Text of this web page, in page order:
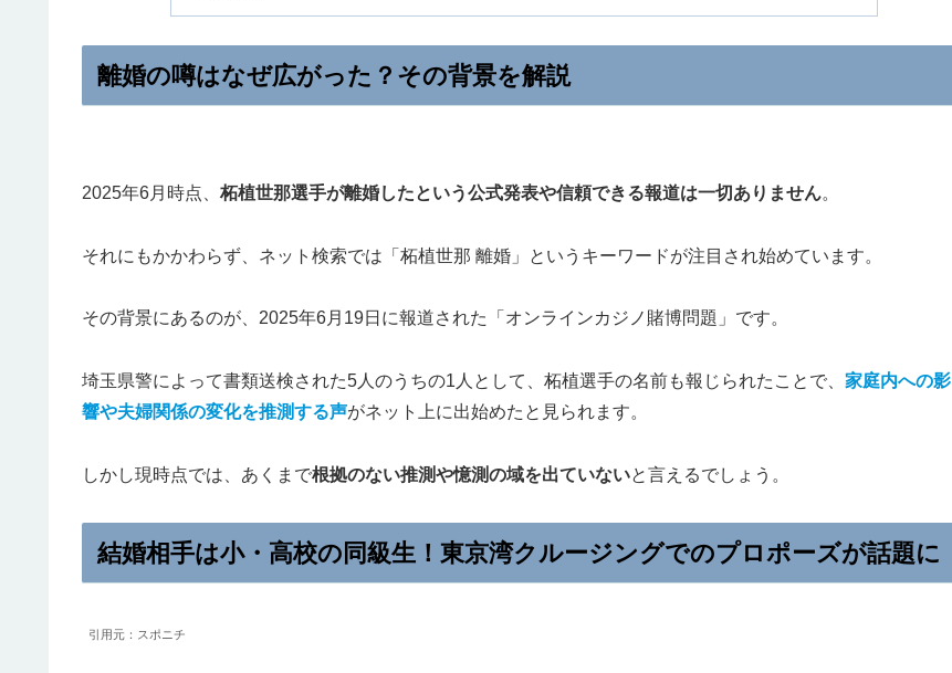
離婚の噂はなぜ広がった？その背景を解説
2025年6月時点、 柘植世那選手が離婚したという公式発表や信頼できる報道は一切ありません。
それにもかかわらず、ネット検索では「柘植世那 離婚」というキーワードが注目され始めています。
その背景にあるのが、2025年6月19日に報道された「オンラインカジノ賭博問題」です。
埼玉県警によって書類送検された5人のうちの1人として、柘植選手の名前も報じられたことで、 家庭内への影
響や夫婦関係の変化を推測する声がネット上に出始めたと見られます。
しかし現時点では、あくまで根拠のない推測や憶測の域を出ていないと言えるでしょう。
結婚相手は小・高校の同級生！東京湾クルージングでのプロポーズが話題に
引用元：スポニチ